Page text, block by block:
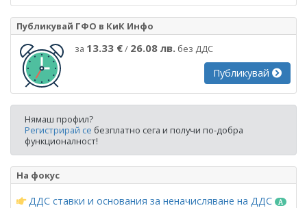
Публикувай ГФО в КиК Инфо
за 13.33 €/ 26.08 лв. без ДДС
Публикувай
Нямаш профил?
Регистрирай се безплатно сега и получи по-добра
функционалност!
На фокус
ДДС ставки и основания за неначисляване на ДДС